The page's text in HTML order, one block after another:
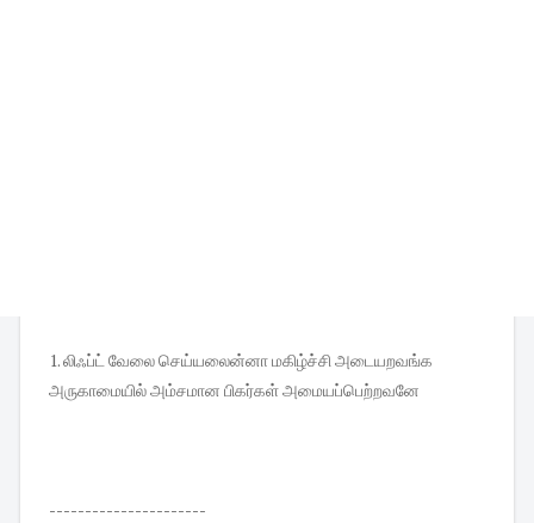
1. லிஃப்ட் வேலை செய்யலைன்னா மகிழ்ச்சி அடையறவங்க
அருகாமையில் அம்சமான பிகர்கள் அமையப்பெற்றவனே
----------------------